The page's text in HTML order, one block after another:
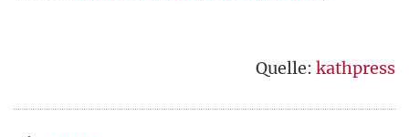
Quelle: kathpress